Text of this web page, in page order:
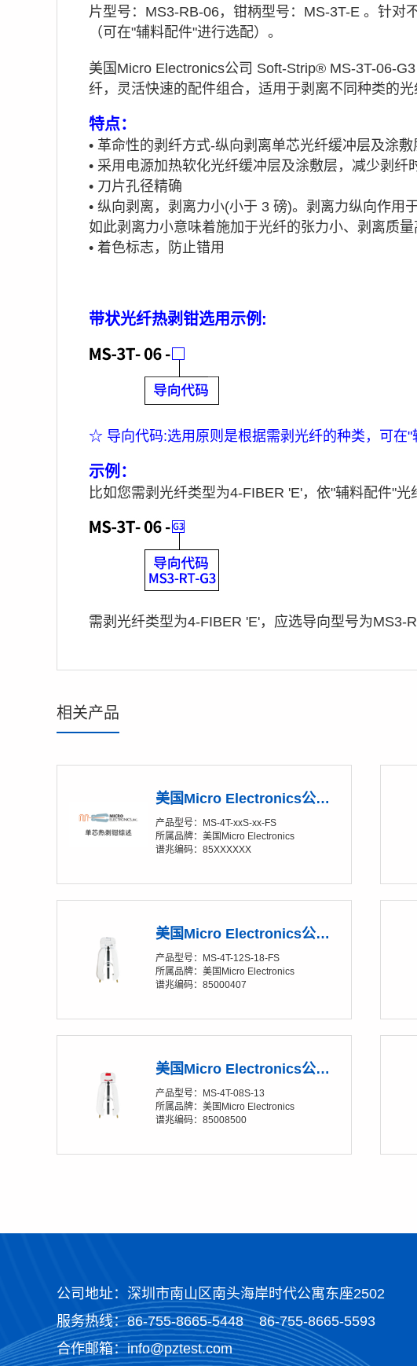
片型号：MS3-RB-06，钳柄型号：MS-3T-E 。针对
（可在"辅料配件"进行选配）。
美国Micro Electronics公司 Soft-Strip® MS-3T-06-
纤，灵活快速的配件组合，适用于剥离不同种类的光
特点：
• 革命性的剥纤方式-纵向剥离单芯光纤缓冲层及涂敷
• 采用电源加热软化光纤缓冲层及涂敷层，减少剥纤
• 刀片孔径精确
• 纵向剥离，剥离力小(小于 3 磅)。剥离力纵向作用
如此剥离力小意味着施加于光纤的张力小、剥离质量
• 着色标志，防止错用
带状光纤热剥钳选用示例 :
☆ 导向代码:选用原则是根据需剥光纤的种类， 可在"
示例：
比如您需剥光纤类型为4-FIBER 'E'，依"辅料配件"
需剥光纤类型为4-FIBER 'E'，应选导向型号为MS3-
相关产品
美国Micro Electronics公司单芯热剥钳综述
产品型号：MS-4T-xxS-xx-FS
所属品牌：美国Micro Electronics
谱兆编码：85XXXXXX
美国Micro Electronics公司 Soft-Strip® MS-4T-12S-18-FS 单芯热剥钳
产品型号：MS-4T-12S-18-FS
所属品牌：美国Micro Electronics
谱兆编码：85000407
美国Micro Electronics公司 Soft-Strip® MS-4T-08S-13 单芯热剥钳
产品型号：MS-4T-08S-13
所属品牌：美国Micro Electronics
谱兆编码：85008500
公司地址：深圳市南山区南头海岸时代公寓东座2502
服务热线：86-755-8665-5448
86-755-8665-5593
合作邮箱：info@pztest.com